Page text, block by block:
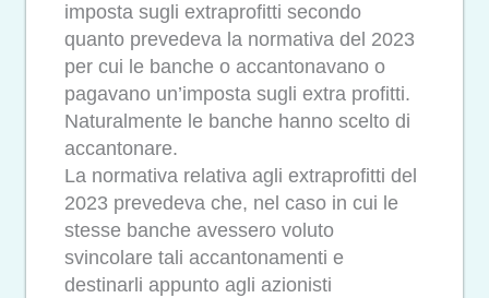
imposta sugli extraprofitti secondo
quanto prevedeva la normativa del 2023
per cui le banche o accantonavano o
pagavano un’imposta sugli extra profitti.
Naturalmente le banche hanno scelto di
accantonare.
La normativa relativa agli extraprofitti del
2023 prevedeva che, nel caso in cui le
stesse banche avessero voluto
svincolare tali accantonamenti e
destinarli appunto agli azionisti